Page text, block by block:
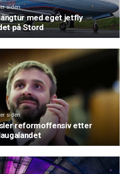
siden
med eget jetfly
på Stord
siden
reformoffensiv etter